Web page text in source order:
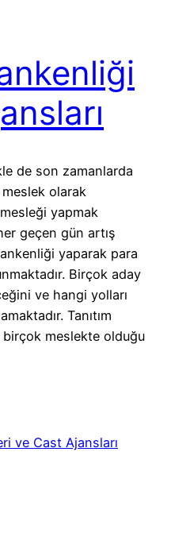
de son zamanlarda
olarak
mesleği yapmak
geçen gün artış
yaparak para
Birçok aday
ve hangi yolları
Tanıtım
meslekte olduğu